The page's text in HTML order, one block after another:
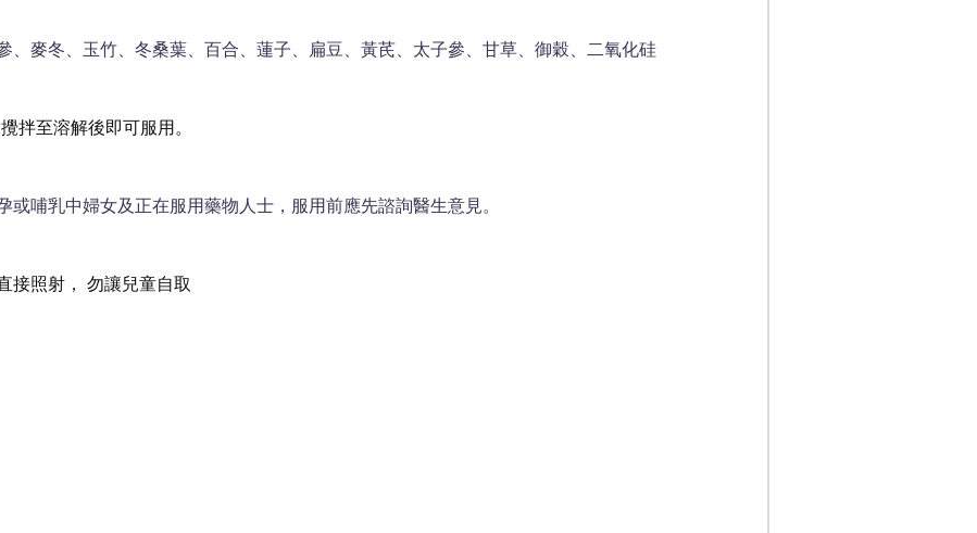
、麥冬、玉竹、冬桑葉、百合、蓮子、扁豆、黃芪、太子參、甘草、御穀、二氧化硅
拌至溶解後即可服用。
哺乳中婦女及正在服用藥物人士，服用前應先諮詢醫生意見。
接照射， 勿讓兒童自取